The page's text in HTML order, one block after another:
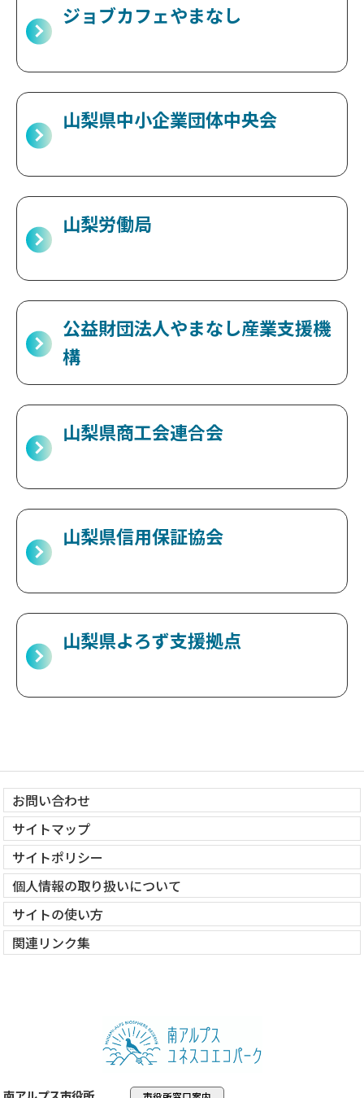
ジョブカフェやまなし
山梨県中小企業団体中央会
山梨労働局
公益財団法人やまなし産業支援機
構
山梨県商工会連合会
山梨県信用保証協会
山梨県よろず支援拠点
お問い合わせ
サイトマップ
サイトポリシー
個人情報の取り扱いについて
サイトの使い方
関連リンク集